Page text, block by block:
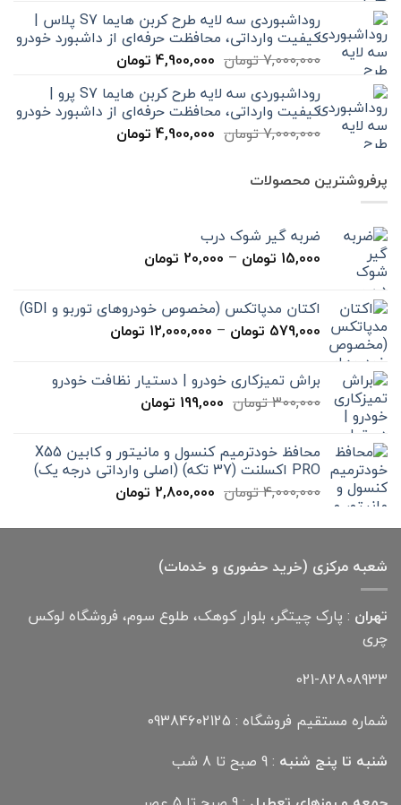
7,000,000 تومان
بود.
4,900,000 تومان
است.
روداشبوردی سه‌ لایه طرح کربن هایما S7 پلاس |
کیفیت وارداتی، محافظت حرفه‌ای از داشبورد خودرو
7,000,000تومان قیمت
7,000,000 تومان
بود.
4,900,000 تومانقیمت
4,900,000 تومان
است.
روداشبوردی سه‌ لایه طرح کربن هایما S7 پرو |
کیفیت وارداتی، محافظت حرفه‌ای از داشبورد خودرو
7,000,000تومان قیمت
4,900,000 تومانقیمت
پرفروشترین محصولات
ضربه گیر شوک درب
15,000 تومان –
20,000 تومان
تا
20,000 تومان
اکتان مدپاتکس (مخصوص خودروهای توربو و GDI)
579,000 تومان –
12,000,000 تومان
تا
براش تمیزکاری خودرو | دستیار نظافت خودرو
300,000تومان قیمت
بود.
199,000 تومانقیمت
199,000 تومان
است. محافظ خودترمیم کنسول و مانیتور و کابین X55
PRO اکسلنت (37 تکه) (اصلی وارداتی درجه یک)
4,000,000تومان قیمت
4,000,000 تومان
2,800,000 تومانقیمت
2,800,000 تومان
شعبه مرکزی (خرید حضوری و خدمات)
تهران : پارک چیتگر، بلوار کوهک، طلوع سوم، فروشگاه لوکس
چری
021-82808933
شماره مستقیم فروشگاه : 09384602125
شنبه تا پنج شنبه : 9 صبح تا 8 شب